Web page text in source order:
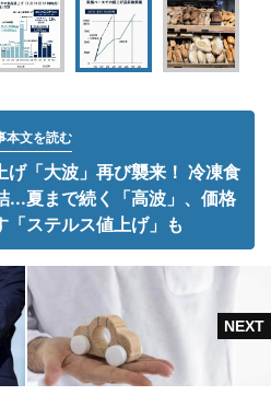
本文を読む
「大波」再び襲来！ 冷凍食
...夏まで続く「高波」、価格
「ステルス値上げ」も